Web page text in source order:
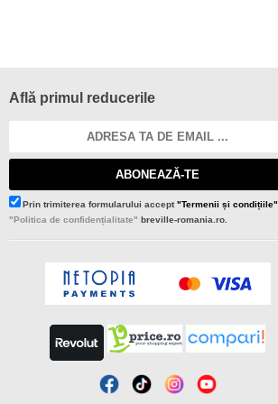
Află primul reducerile
ABONEAZĂ-TE
Prin trimiterea formularului accept"Termenii și condițiile"
"Politica de confidențialitate" breville-romania.ro.